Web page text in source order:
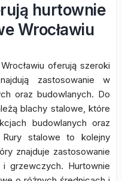
hurtownie
Wrocławiu
oferują szeroki
zastosowanie w
oraz budowlanych. Do
blachy stalowe, które
budowlanych oraz
stalowe to kolejny
znajduje zastosowanie
grzewczych. Hurtownie